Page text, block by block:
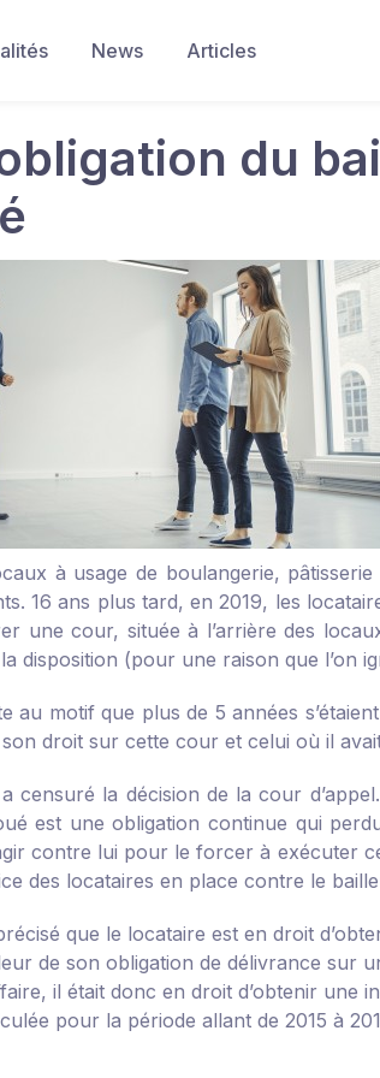
News Articles
du
à usage de boulangerie, pâtisserie
16 ans plus tard, en 2019, les
une cour, située à l’arrière des
disposition (pour une raison que l’on
au motif que plus de 5 années
droit sur cette cour et celui où il
censuré la décision de la cour
est une obligation continue qui
contre lui pour le forcer à exécuter
des locataires en place contre le
que le locataire est en droit
de son obligation de délivrance sur
il était donc en droit d’obtenir une
pour la période allant de 2015 à